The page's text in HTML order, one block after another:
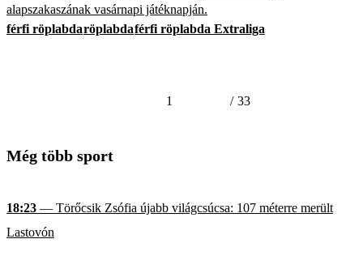
alapszakaszának vasárnapi játéknapján.
férfi röplabdaröplabdaférfi röplabda Extraliga
1 / 33
Még több sport
18:23 — Törőcsik Zsófia újabb világcsúcsa: 107 méterre merült
Lastovón